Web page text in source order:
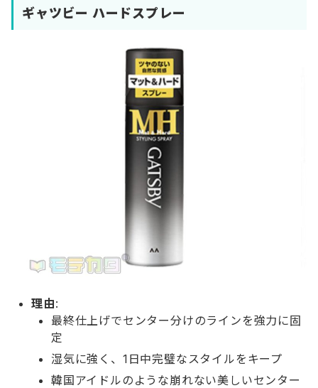
ギャツビー ハードスプレー
理由:
最終仕上げでセンター分けのラインを強力に固
定
湿気に強く、1日中完璧なスタイルをキープ
韓国アイドルのような崩れない美しいセンター